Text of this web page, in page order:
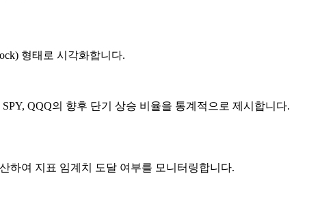
형태로 시각화합니다.
QQQ의 향후 단기 상승 비율을 통계적으로 제시합니다.
하여 지표 임계치 도달 여부를 모니터링합니다.